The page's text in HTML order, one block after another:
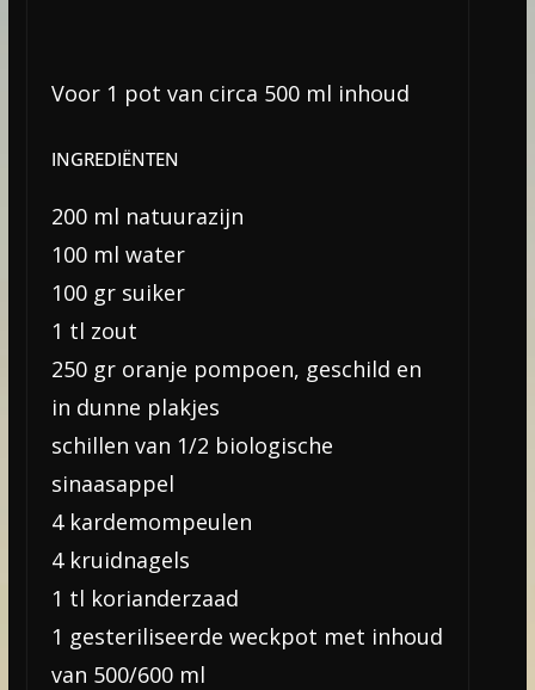
Voor 1 pot van circa 500 ml inhoud
INGREDIËNTEN
200 ml natuurazijn
100 ml water
100 gr suiker
1 tl zout
250 gr oranje pompoen, geschild en
in dunne plakjes
schillen van 1/2 biologische
sinaasappel
4 kardemompeulen
4 kruidnagels
1 tl korianderzaad
1 gesteriliseerde weckpot met inhoud
van 500/600 ml